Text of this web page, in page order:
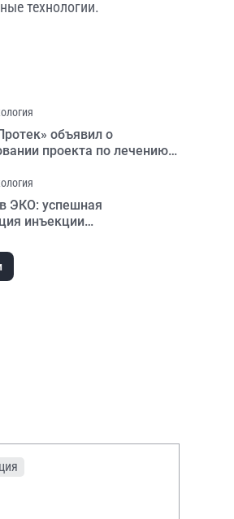
технологии.
объявил о
проекта по лечению
ЭКО: успешная
инъекции